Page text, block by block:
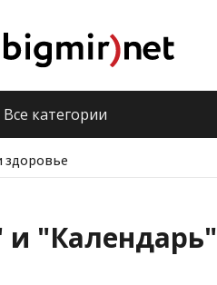
Все категории
и "Календарь"